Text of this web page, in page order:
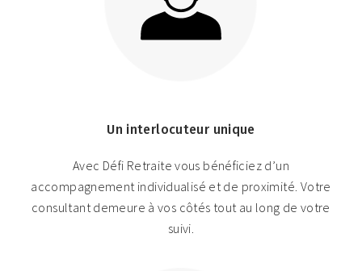
Un interlocuteur unique
Avec Défi Retraite vous bénéficiez d’un
accompagnement individualisé et de proximité. Votre
consultant demeure à vos côtés tout au long de votre
suivi.